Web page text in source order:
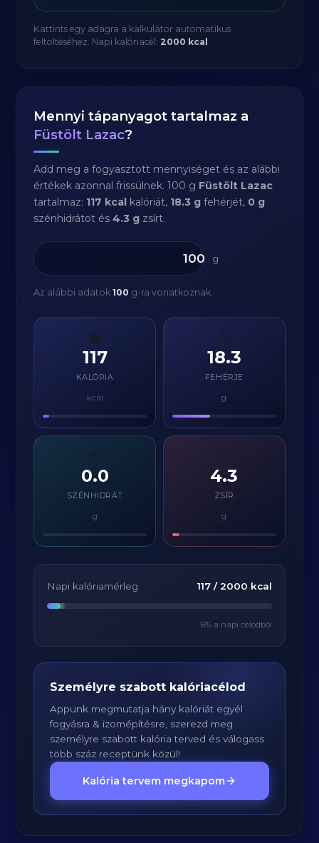
Kattints egy adagra a kalkulátor automatikus
feltöltéséhez. Napi kalóriacél: 2000 kcal .
Mennyi tápanyagot tartalmaz a
Füstölt Lazac?
Add meg a fogyasztott mennyiséget és az alábbi
értékek azonnal frissülnek. 100 g Füstölt Lazac
tartalmaz: 117 kcal kalóriát, 18.3 g fehérjét, 0 g
szénhidrátot és4.3 g zsírt.
g
Az alábbi adatok100 g-ra vonatkoznak.
🔥
117
KALÓRIA
kcal
💪
18.3
FEHÉRJE
g
⚡
0.0
SZÉNHIDRÁT
g
4.3
ZSÍR
g
Napi kalóriamérleg 117/ 2000 kcal
6% a napi célodból
Személyre szabott kalóriacélod
Appunk megmutatja hány kalóriát egyél
fogyásra & izomépítésre, szerezd meg
személyre szabott kalória terved és válogass
több száz receptünk közül!
Kalória tervem megkapom